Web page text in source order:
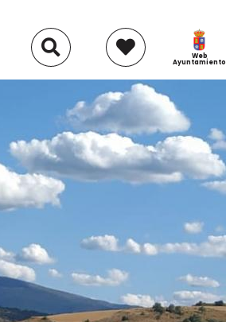
Web
Ayuntamiento